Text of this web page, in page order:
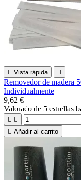
 Vista rápida 
Removedor de madera
Individualmente
9,62 €
Valorado de 5 estrellas
 
 Añadir al carrito